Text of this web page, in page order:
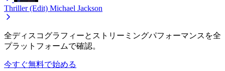
Thriller (Edit) Michael Jackson
全ディスコグラフィーとストリーミングパフォーマンスを全
プラットフォームで確認。
今すぐ無料で始める